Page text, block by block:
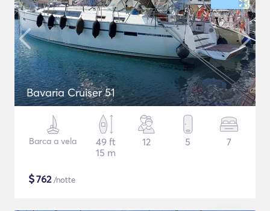
Bavaria Cruiser 51
Barca a vela
49 ft
15 m
12 5 7
$762/notte